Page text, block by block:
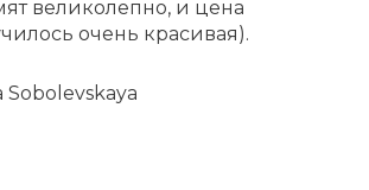
великолепно, и цена
очень красивая).
Sobolevskaya